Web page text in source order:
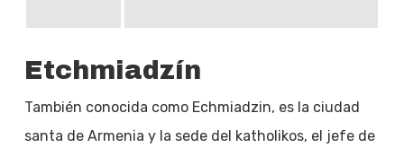
Etchmiadzín
También conocida como Echmiadzin, es la ciudad
santa de Armenia y la sede del katholikos, el jefe de